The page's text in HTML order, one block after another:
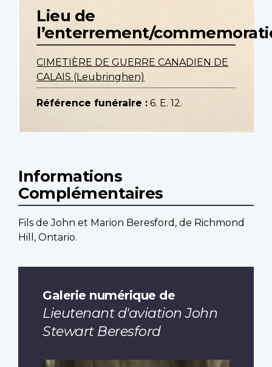
Lieu de
l’enterrement/
CIMETIÈRE DE GUERRE CANADIEN DE
CALAIS (Leubringhen)
Référence funéraire : 6. E. 12.
Informations
Complémentaires
Fils de John et Marion Beresford, de Richmond
Hill, Ontario.
Galerie numérique de
Lieutenant d'aviation John
Stewart Beresford